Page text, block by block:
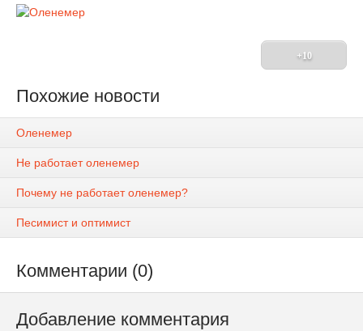
+10
Похожие новости
Оленемер
Не работает оленемер
Почему не работает оленемер?
Песимист и оптимист
Комментарии (0)
Добавление комментария